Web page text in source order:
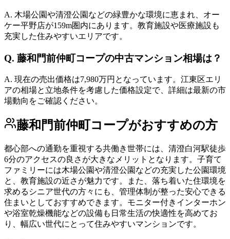
A. 木場公園や清澄公園などの緑豊かな環境に恵まれ、オー
ケー平野店が159m圏内にあります。教育施設や医療施設も
充実した住みやすいエリアです。
Q. 藤和門前仲町コープの中古マンション相場は？
A. 現在の売出価格は7,980万円となっています。江東区エリ
アの相場と立地条件を考慮した価格設定で、詳細は最新の市
場動向をご確認ください。
藤和門前仲町コープがおすすめの方
都心部への通勤を重視する共働き世帯には、清澄白河駅徒歩
6分のアクセスの良さが大きなメリットとなります。子育て
ファミリーには木場公園や清澄公園などの充実した公園環境
と、教育施設の近さが魅力です。また、落ち着いた住環境を
求めるシニア世代の方々にも、管理体制が整った安心できる
住まいとしておすすめできます。モニター付きインターホン
や浴室乾燥機能などの設備も日常生活の快適性を高めてお
り、幅広い世代にとって住みやすいマンションです。